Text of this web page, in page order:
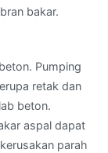
bakar.
Pumping
retak dan
beton.
aspal dapat
parah